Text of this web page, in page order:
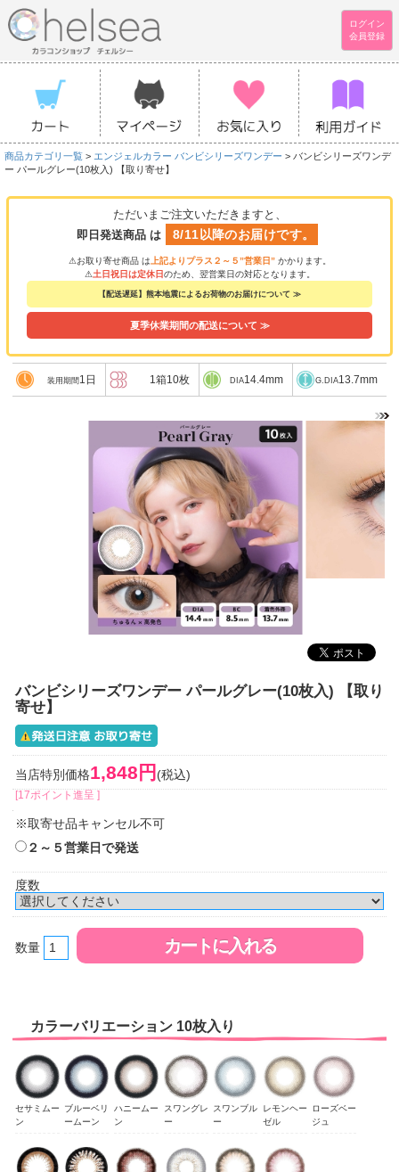
ログイン
会員登録
商品カテゴリ一覧 > エンジェルカラー バンビシリーズワンデー > バンビシリーズワンデ
ー パールグレー(10枚入) 【取り寄せ】
ただいまご注文いただきますと、
即日発送商品 は
8/11以降のお届けです。
⚠お取り寄せ商品 は 上記よりプラス２～５”営業日” かかります。
⚠土日祝日は定休日のため、翌営業日の対応となります。
【配送遅延】熊本地震によるお荷物のお届けについて ≫
夏季休業期間の配送について ≫
装用期間 1日 1箱10枚 DIA14.4mm G.DIA13.7mm
バンビシリーズワンデー パールグレー(10枚入) 【取り
寄せ】
当店特別価格1,848円 (税込)
[17ポイント進呈 ]
※取寄せ品キャンセル不可
２～５営業日で発送
度数
数量
カラーバリエーション 10枚入り
セサミムー
ン
ブルーベリ
ームーン
ハニームー
ン
スワングレ
ー
スワンブル
ー
レモンヘー
ゼル
ローズベー
ジュ